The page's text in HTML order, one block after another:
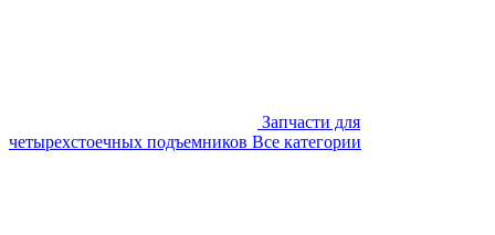
Запчасти для
четырехстоечных подъемников Все категории